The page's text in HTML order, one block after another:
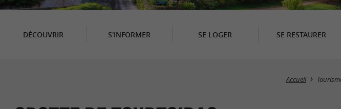
DÉCOUVRIR S'INFORMER SE LOGER SE RESTAURER
Accueil